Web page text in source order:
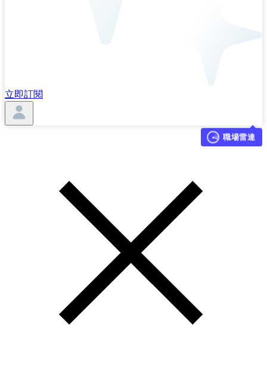
立即訂閱
職場雷達